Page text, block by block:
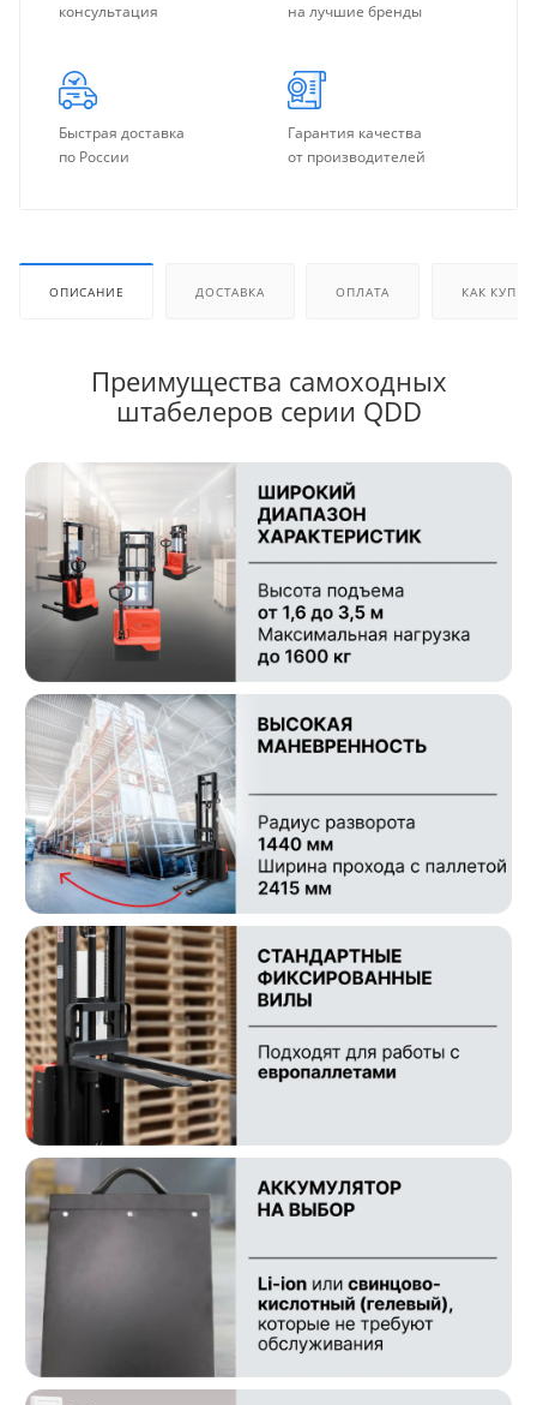
консультация
на лучшие бренды
Быстрая доставка
по России
Гарантия качества
от производителей
ОПИСАНИЕ ДОСТАВКА ОПЛАТА КАК
Преимущества самоходных
штабелеров серии QDD